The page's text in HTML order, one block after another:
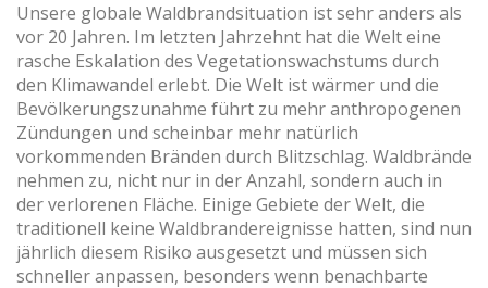
Unsere globale Waldbrandsituation ist sehr anders als
vor 20 Jahren. Im letzten Jahrzehnt hat die Welt eine
rasche Eskalation des Vegetationswachstums durch
den Klimawandel erlebt. Die Welt ist wärmer und die
Bevölkerungszunahme führt zu mehr anthropogenen
Zündungen und scheinbar mehr natürlich
vorkommenden Bränden durch Blitzschlag. Waldbrände
nehmen zu, nicht nur in der Anzahl, sondern auch in
der verlorenen Fläche. Einige Gebiete der Welt, die
traditionell keine Waldbrandereignisse hatten, sind nun
jährlich diesem Risiko ausgesetzt und müssen sich
schneller anpassen, besonders wenn benachbarte
Surfgewohnheiten zu speichern. Dank ihnen können wir
die Surfgewohnheiten auf der Website kennen und
Werbung in Bezug auf das Surfprofil des Benutzers
anzeigen.